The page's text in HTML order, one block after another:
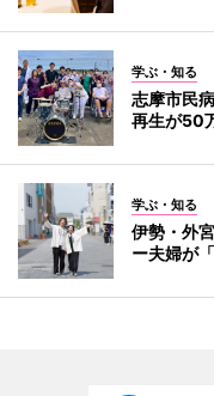
学ぶ・知る
志摩市民
再生が50
学ぶ・知る
伊勢・外
ー夫婦が